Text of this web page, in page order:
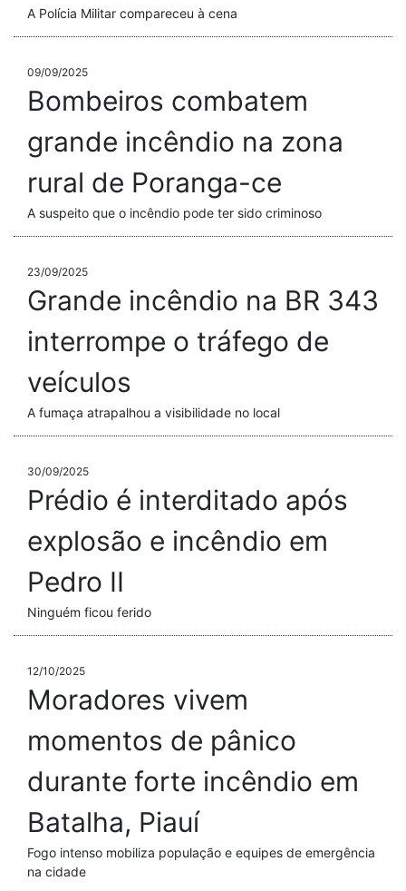
A Polícia Militar compareceu à cena
09/09/2025
Bombeiros combatem
grande incêndio na zona
rural de Poranga-ce
A suspeito que o incêndio pode ter sido criminoso
23/09/2025
Grande incêndio na BR 343
interrompe o tráfego de
veículos
A fumaça atrapalhou a visibilidade no local
30/09/2025
Prédio é interditado após
explosão e incêndio em
Pedro II
Ninguém ficou ferido
12/10/2025
Moradores vivem
momentos de pânico
durante forte incêndio em
Batalha, Piauí
Fogo intenso mobiliza população e equipes de emergência
na cidade